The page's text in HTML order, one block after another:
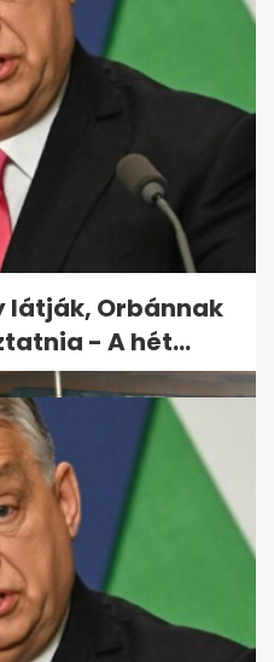
a közmédiáról: ki
után a munkát?
látják, Orbánnak
- A hét...